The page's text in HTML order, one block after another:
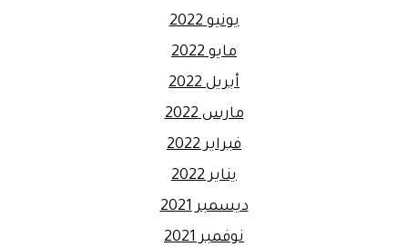
يونيو 2022
مايو 2022
أبريل 2022
مارس 2022
فبراير 2022
يناير 2022
ديسمبر 2021
نوفمبر 2021